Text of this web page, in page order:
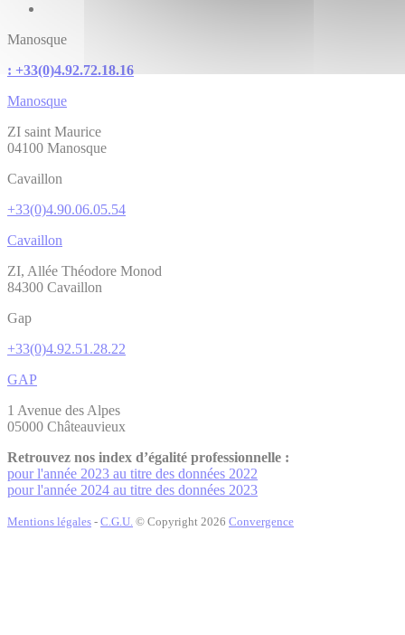
Manosque
: +33(0)4.92.72.18.16
Manosque
ZI saint Maurice
04100 Manosque
Cavaillon
+33(0)4.90.06.05.54
Cavaillon
ZI, Allée Théodore Monod
84300 Cavaillon
Gap
+33(0)4.92.51.28.22
GAP
1 Avenue des Alpes
05000 Châteauvieux
Retrouvez nos index d’égalité professionnelle :
pour l'année 2023 au titre des données 2022
pour l'année 2024 au titre des données 2023
Mentions légales - C.G.U. © Copyright 2026 Convergence